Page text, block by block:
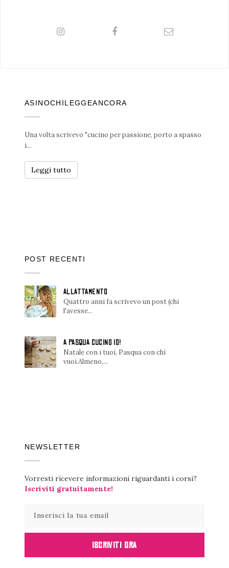
ASINOCHILEGGEANCORA
Una volta scrivevo "cucino per passione, porto a spasso
i...
Leggi tutto
POST RECENTI
ALLATTAMENTO
Quattro anni fa scrivevo un post (chi
l'avesse...
A PASQUA CUCINO IO!
Natale con i tuoi, Pasqua con chi
vuoi.Almeno,...
NEWSLETTER
Vorresti ricevere informazioni riguardanti i corsi?
Iscriviti gratuitamente!
ISCRIVITI ORA